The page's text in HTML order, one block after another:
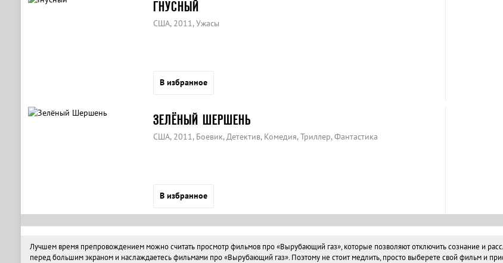
ГНУСНЫЙ
США, 2011, Ужасы
В избранное
ЗЕЛЁНЫЙ ШЕРШЕНЬ
США, 2011, Боевик, Детектив, Комедия, Триллер, Фантастика
В избранное
Лучшем время препровождением можно считать просмотр фильмов про «Вырубающий газ», которые позволяют отключить сознание и
перед большим экраном и наслаждаетесь фильмами про «Вырубающий газ». Поэтому не стоит медлить, просто выберете свой фильм и